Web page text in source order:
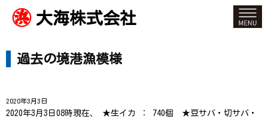
大海株式会社
過去の境港漁模様
2020年3月3日
2020年3月3日08時現在、 ★生イカ ： 740個 ★豆サバ・切サバ・